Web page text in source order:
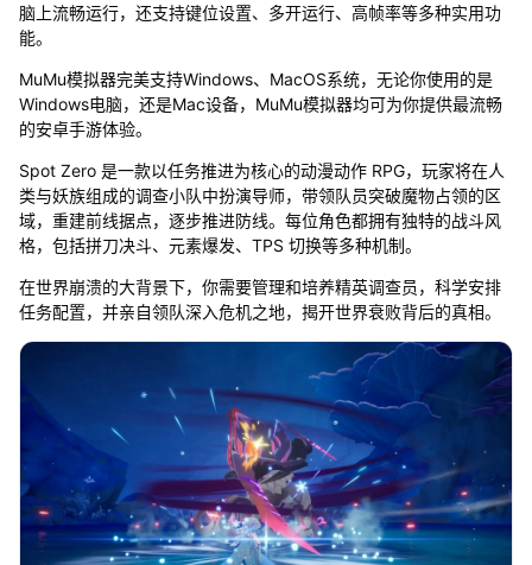
脑上流畅运行，还支持键位设置、多开运行、高帧率等多种实用功
能。
MuMu模拟器完美支持Windows、MacOS系统，无论你使用的是
Windows电脑，还是Mac设备，MuMu模拟器均可为你提供最流畅
的安卓手游体验。
Spot Zero 是一款以任务推进为核心的动漫动作 RPG，玩家将在人
类与妖族组成的调查小队中扮演导师，带领队员突破魔物占领的区
域，重建前线据点，逐步推进防线。每位角色都拥有独特的战斗风
格，包括拼刀决斗、元素爆发、TPS 切换等多种机制。
在世界崩溃的大背景下，你需要管理和培养精英调查员，科学安排
任务配置，并亲自领队深入危机之地，揭开世界衰败背后的真相。